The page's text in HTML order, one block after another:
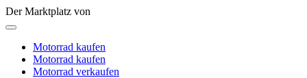
Der Marktplatz von
Motorrad kaufen
Motorrad kaufen
Motorrad verkaufen